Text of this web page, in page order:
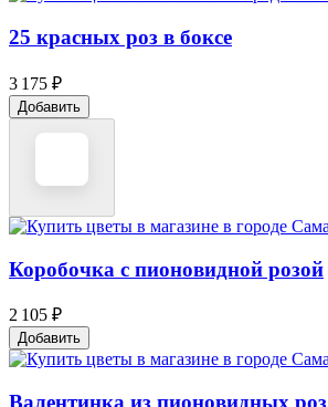
25 красных роз в боксе
3 175 ₽
Добавить
Коробочка с пионовидной розой
2 105 ₽
Добавить
Валентинка из пионовидных роз